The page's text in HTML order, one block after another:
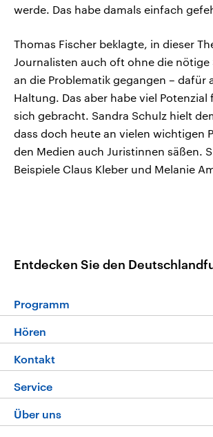
werde. Das habe damals einfach
Thomas Fischer beklagte, in dieser
Journalisten auch oft ohne die nötige
an die Problematik gegangen – dafür
Haltung. Das aber habe viel
sich gebracht. Sandra Schulz hielt
dass doch heute an vielen wichtigen
den Medien auch Juristinnen säßen.
Beispiele Claus Kleber und Melanie
Entdecken Sie den
Programm
Programm
Die Nachrichten
Nachrichtenleicht
Neue Beiträge auf dlf.de
Hören
Livestream
Podcasts
Deutschlandfunk App
Kontakt
Hörerservice
Service
FAQ
Über uns